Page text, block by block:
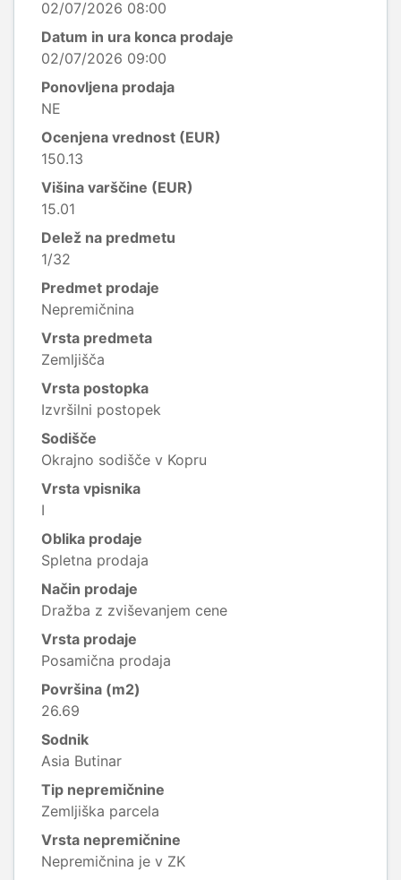
02/07/2026 08:00
Datum in ura konca prodaje
02/07/2026 09:00
Ponovljena prodaja
NE
Ocenjena vrednost (EUR)
150.13
Višina varščine (EUR)
15.01
Delež na predmetu
1/32
Predmet prodaje
Nepremičnina
Vrsta predmeta
Zemljišča
Vrsta postopka
Izvršilni postopek
Sodišče
Okrajno sodišče v Kopru
Vrsta vpisnika
I
Oblika prodaje
Spletna prodaja
Način prodaje
Dražba z zviševanjem cene
Vrsta prodaje
Posamična prodaja
Površina (m2)
26.69
Sodnik
Asia Butinar
Tip nepremičnine
Zemljiška parcela
Vrsta nepremičnine
Nepremičnina je v ZK